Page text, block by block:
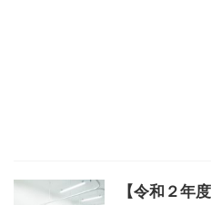
【令和２年